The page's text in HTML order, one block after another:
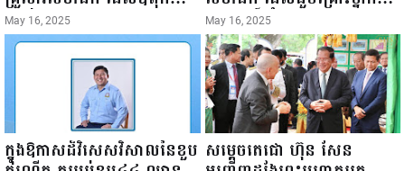
របស់លោកទទួលមរណៈភាព!
May 16, 2025 ចរាចរណ៍ កំពុងសម្រាកព្យាបាល
នៅមន្ទីរពេទ្យ!
May 16, 2025
ក្នុងឱកាសដ៏វិសេសវិសាលនៃខួប សម្តេចតេជោ ហ៊ុន សែន